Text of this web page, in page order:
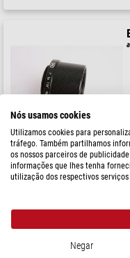
Nós usamos cookies
Utilizamos cookies para
tráfego. Também partilhamos
os nossos parceiros de
informações que lhes tenha
utilização dos respectivos serviços
Negar